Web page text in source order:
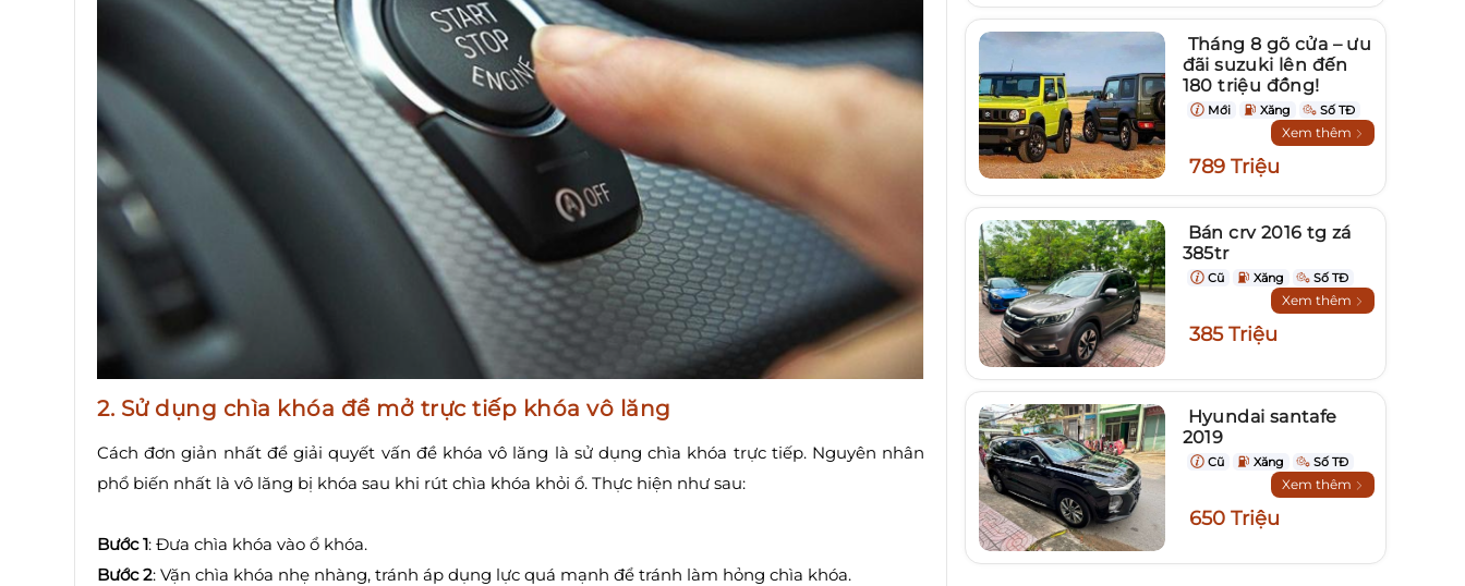
2. Sử dụng chìa khóa để mở trực tiếp khóa vô lăng
Cách đơn giản nhất để giải quyết vấn đề khóa vô lăng là sử dụng chìa khóa trực tiếp. Nguyên nhân
phổ biến nhất là vô lăng bị khóa sau khi rút chìa khóa khỏi ổ. Thực hiện như sau:
Bước 1: Đưa chìa khóa vào ổ khóa.
Bước 2: Vặn chìa khóa nhẹ nhàng, tránh áp dụng lực quá mạnh để tránh làm hỏng chìa khóa.
Tháng 8 gõ cửa – ưu
đãi suzuki lên đến
180 triệu đồng!
Mới Xăng Số TĐ
Xem thêm
789 Triệu
Bán crv 2016 tg zá
385tr
Cũ Xăng Số TĐ
Xem thêm
385 Triệu
Hyundai santafe
2019
Cũ Xăng Số TĐ
Xem thêm
650 Triệu